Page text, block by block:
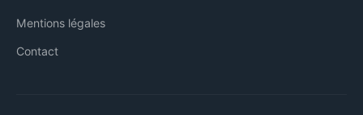
Mentions légales
Contact